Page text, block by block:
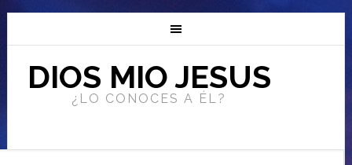
DIOS MIO JESUS
¿LO CONOCES A ÉL?